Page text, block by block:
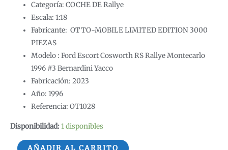
Categoría: COCHE DE Rallye
Escala: 1:18
Fabricante: OTTO-MOBILE LIMITED EDITION 3000
PIEZAS
Modelo : Ford Escort Cosworth RS Rallye Montecarlo
1996 #3 Bernardini Yacco
Fabricación: 2023
Año: 1996
Referencia: OT1028
Disponibilidad:1 disponibles
Ford
AÑADIR AL CARRITO